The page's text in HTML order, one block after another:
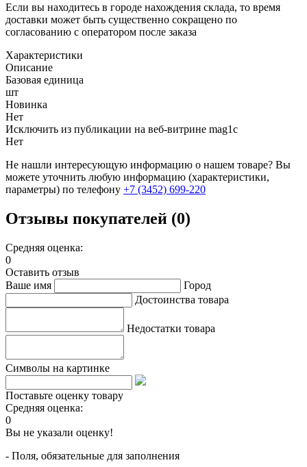
Если вы находитесь в городе нахождения склада, то время
доставки может быть существенно сокращено по
согласованию с оператором после заказа
Характеристики
Описание
Базовая единица
шт
Новинка
Нет
Исключить из публикации на веб-витрине mag1c
Нет
Не нашли интересующую информацию о нашем товаре? Вы
можете уточнить любую информацию (характеристики,
параметры) по телефону +7 (3452) 699-220
Отзывы покупателей (0)
Средняя оценка:
0
Оставить отзыв
Ваше имя
Город
Достоинства товара
Недостатки товара
Символы на картинке
Поставьте оценку товару
Средняя оценка:
0
Вы не указали оценку!
- Поля, обязательные для заполнения